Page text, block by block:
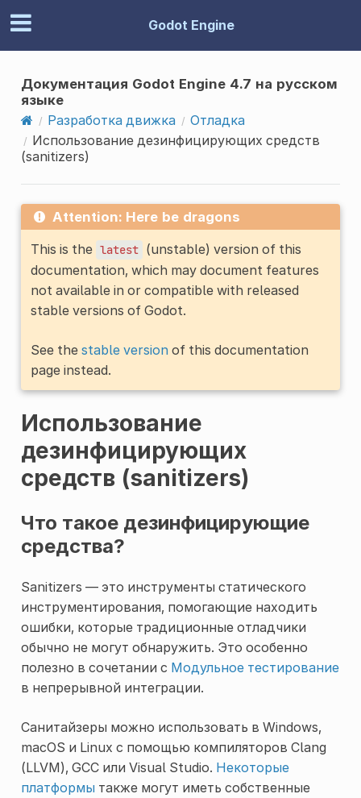
Godot Engine
Документация Godot Engine 4.7 на русском
языке
Разработка движка
Отладка
Использование дезинфицирующих средств
(sanitizers)
Attention: Here be dragons
This is the latest (unstable) version of this
documentation, which may document features
not available in or compatible with released
stable versions of Godot.
See the stable versionof this documentation
page instead.
Использование
дезинфицирующих
средств (sanitizers)
Что такое дезинфицирующие
средства?
Sanitizers — это инструменты статического
инструментирования, помогающие находить
ошибки, которые традиционные отладчики
обычно не могут обнаружить. Это особенно
полезно в сочетании с Модульное тестирование
в непрерывной интеграции.
Санитайзеры можно использовать в Windows,
macOS и Linux с помощью компиляторов Clang
(LLVM), GCC или Visual Studio. Некоторые
платформытакже могут иметь собственные